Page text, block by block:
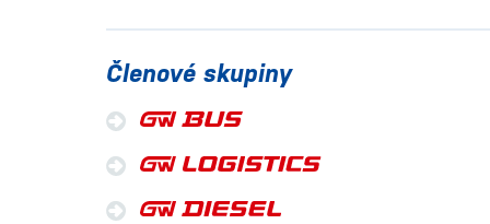
Členové skupiny